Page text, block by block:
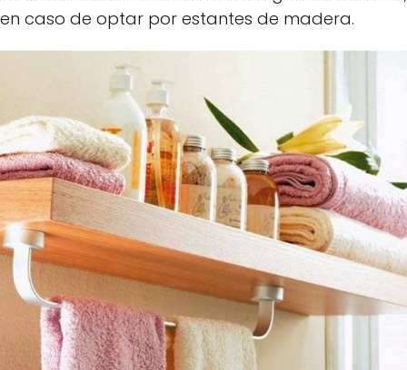
en caso de optar por estantes de madera.